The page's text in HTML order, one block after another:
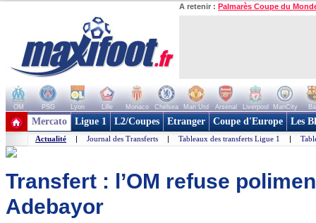
A retenir : Palmarès Coupe du
OM PSG Lyon Lille Monaco Chelsea Man Utd Arsenal Liverpool ManCity
+ de clubs
Mercato Ligue 1 L2/Coupes Etranger Coupe d'Europe Les
Actualité | Journal des Transferts | Tableaux des transferts Ligue 1 |
Transfert : l’OM refuse
Adebayor